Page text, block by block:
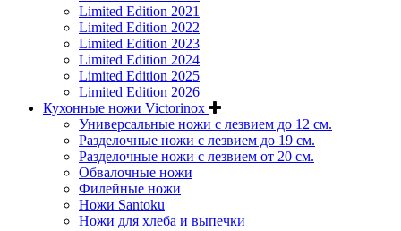
Limited Edition 2021
Limited Edition 2022
Limited Edition 2023
Limited Edition 2024
Limited Edition 2025
Limited Edition 2026
Кухонные ножи Victorinox
Универсальные ножи с лезвием до 12 см.
Разделочные ножи с лезвием до 19 см.
Разделочные ножи с лезвием от 20 см.
Обвалочные ножи
Филейные ножи
Ножи Santoku
Ножи для хлеба и выпечки